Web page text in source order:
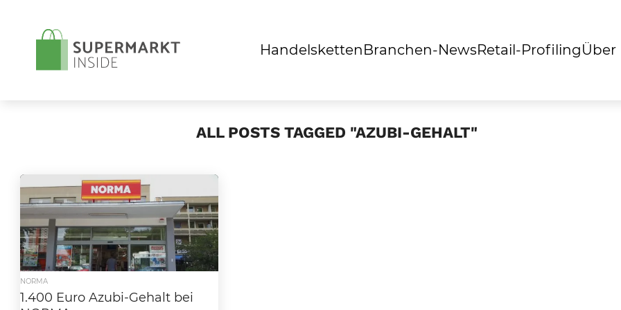
Handelsketten Branchen-NewsRetail-ProfilingÜber
ALL POSTS TAGGED "AZUBI-GEHALT"
NORMA
1.400 Euro Azubi-Gehalt bei